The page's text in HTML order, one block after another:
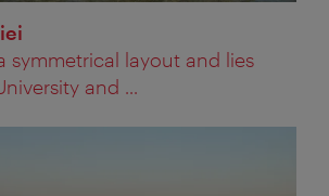
symmetrical layout and lies
and ...